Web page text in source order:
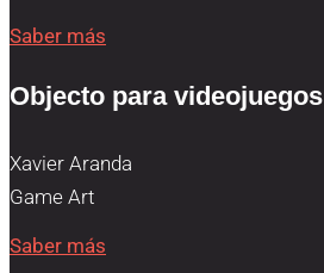
Saber más
Objecto para videojuegos
Xavier Aranda
Game Art
Saber más